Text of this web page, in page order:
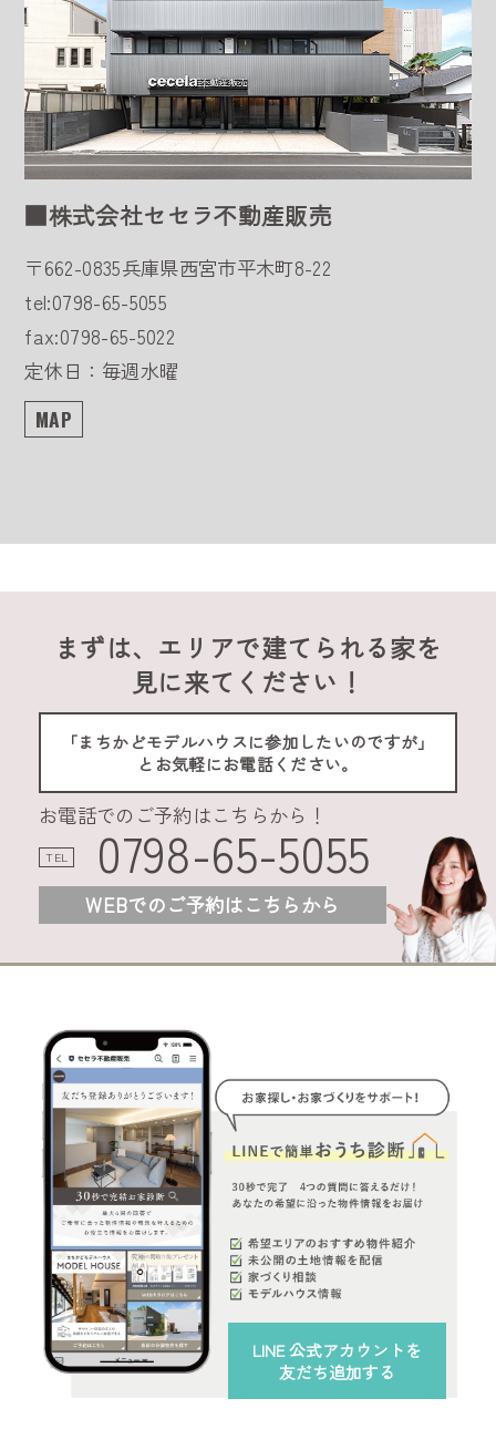
■株式会社セセラ不動産販売
〒662-0835兵庫県西宮市平木町8-22
tel:0798-65-5055
fax:0798-65-5022
定休日：毎週水曜
MAP
まずは、エリアで建てられる家を
見に来てください！
「まちかどモデルハウスに参加したいのですが」
とお気軽にお電話ください。
お電話でのご予約はこちらから！
TEL 0798-65-5055
WEBでのご予約はこちらから
LINE 公式アカウントを
友だち追加する